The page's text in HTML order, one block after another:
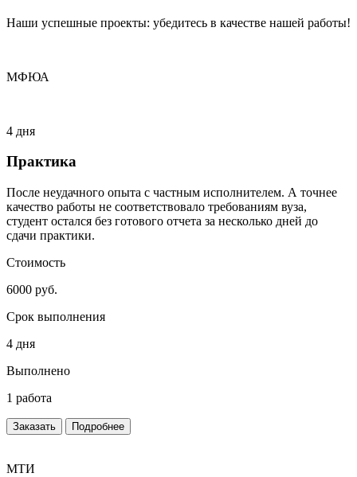
Наши успешные проекты: убедитесь в качестве нашей работы!
МФЮА
4 дня
Практика
После неудачного опыта с частным исполнителем. А точнее
качество работы не соответствовало требованиям вуза,
студент остался без готового отчета за несколько дней до
сдачи практики.
Стоимость
6000 руб.
Срок выполнения
4 дня
Выполнено
1 работа
Заказать Подробнее
МТИ